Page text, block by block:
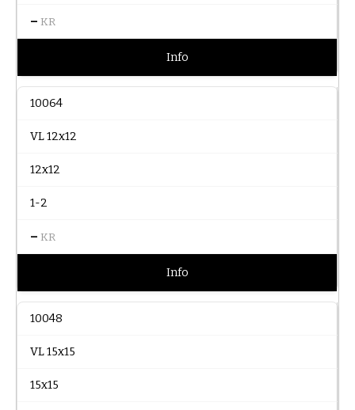
– KR
Info
10064
VL 12x12
12x12
1-2
– KR
Info
10048
VL 15x15
15x15